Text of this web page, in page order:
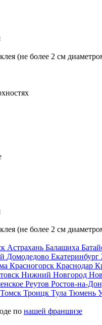
(не более 2 см
(не более 2 см
Астрахань Балашиха
Домодедово Екатеринбург
Красногорск Краснодар
Нижний Новгород
Реутов Ростов-на-
Томск Троицк Тула Тюмень
по нашей франшизе